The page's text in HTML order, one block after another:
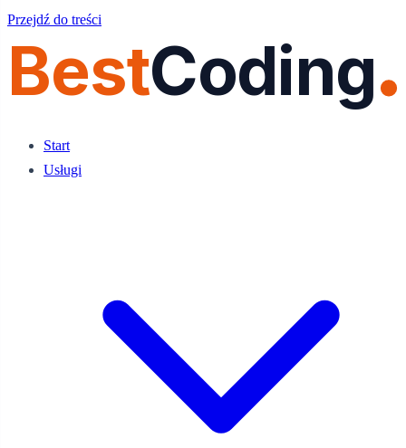
Przejdź do treści
BestCoding
Start
Usługi